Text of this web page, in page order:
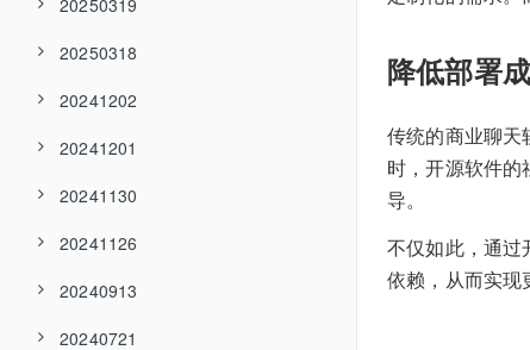
20250319
20250318
20241202
20241201
20241130
20241126
20240913
20240721
降低部署
传统的商业聊天
时，开源软件
导。
不仅如此，通过
依赖，从而实现